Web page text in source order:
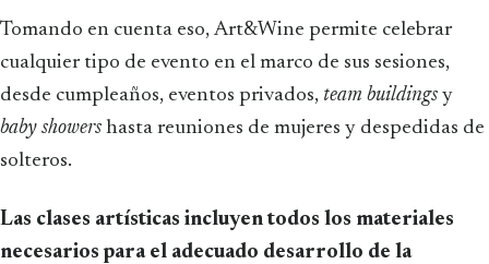
Tomando en cuenta eso, Art&Wine permite celebrar
cualquier tipo de evento en el marco de sus sesiones,
desde cumpleaños, eventos privados, team buildings y
baby showers hasta reuniones de mujeres y despedidas de
solteros.
Las clases artísticas incluyen todos los materiales
necesarios para el adecuado desarrollo de la